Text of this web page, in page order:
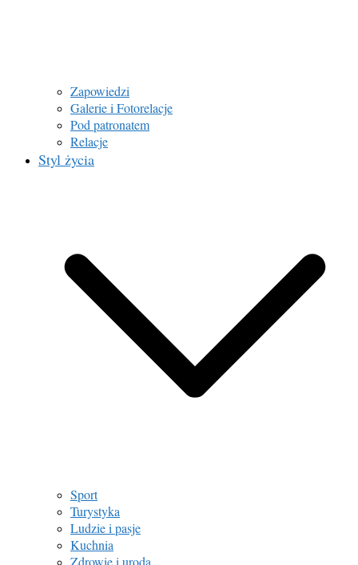
Zapowiedzi
Galerie i Fotorelacje
Pod patronatem
Relacje
Styl życia
Sport
Turystyka
Ludzie i pasje
Kuchnia
Zdrowie i uroda